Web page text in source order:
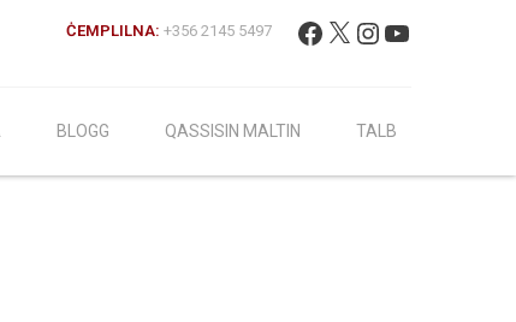
Fittex: Facebook
X Instagram
YouTube
ĊEMPLILNA: +356 2145 5497
BLOGG QASSISIN MALTIN TALB